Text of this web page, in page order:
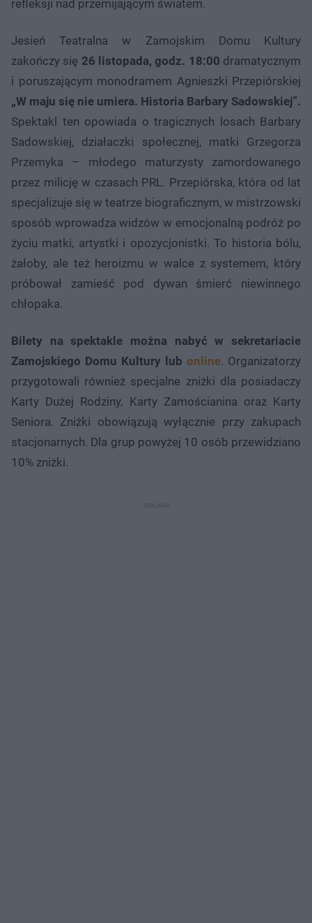
refleksji nad przemijającym światem.
Jesień Teatralna w Zamojskim Domu Kultury
zakończy się 26 listopada, godz. 18:00 dramatycznym
i poruszającym monodramem Agnieszki Przepiórskiej
„W maju się nie umiera. Historia Barbary Sadowskiej”.
Spektakl ten opowiada o tragicznych losach Barbary
Sadowskiej, działaczki społecznej, matki Grzegorza
Przemyka – młodego maturzysty zamordowanego
przez milicję w czasach PRL. Przepiórska, która od lat
specjalizuje się w teatrze biograficznym, w mistrzowski
sposób wprowadza widzów w emocjonalną podróż po
życiu matki, artystki i opozycjonistki. To historia bólu,
żałoby, ale też heroizmu w walce z systemem, który
próbował zamieść pod dywan śmierć niewinnego
chłopaka.
Bilety na spektakle można nabyć w sekretariacie
Zamojskiego Domu Kultury lub online. Organizatorzy
przygotowali również specjalne zniżki dla posiadaczy
Karty Dużej Rodziny, Karty Zamościanina oraz Karty
Seniora. Zniżki obowiązują wyłącznie przy zakupach
stacjonarnych. Dla grup powyżej 10 osób przewidziano
10% zniżki.